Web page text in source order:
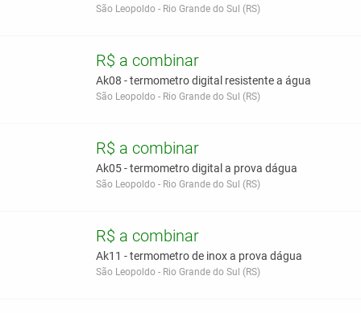
São Leopoldo - Rio Grande do Sul (RS)
R$ a combinar
Ak08 - termometro digital resistente a água
São Leopoldo - Rio Grande do Sul (RS)
R$ a combinar
Ak05 - termometro digital a prova dágua
São Leopoldo - Rio Grande do Sul (RS)
R$ a combinar
Ak11 - termometro de inox a prova dágua
São Leopoldo - Rio Grande do Sul (RS)